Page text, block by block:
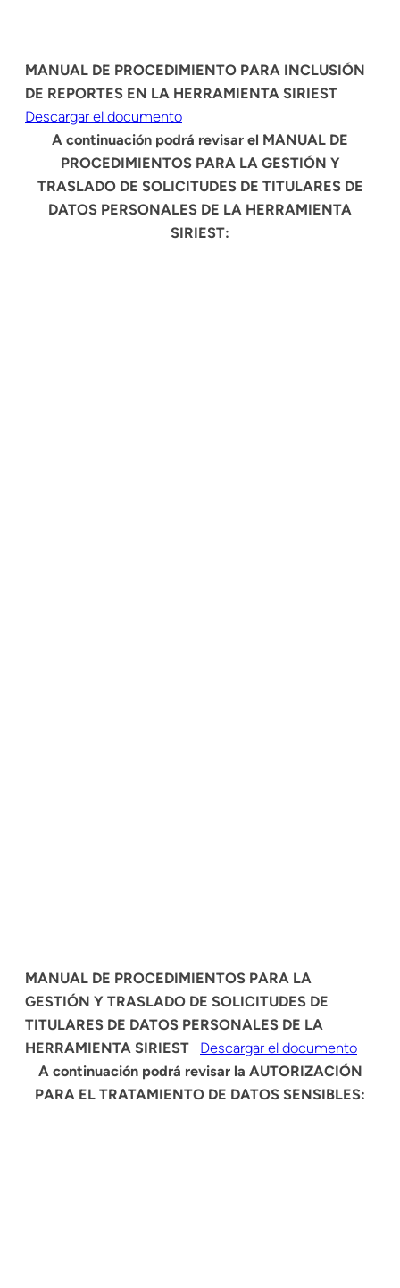
MANUAL DE PROCEDIMIENTO PARA INCLUSIÓN
DE REPORTES EN LA HERRAMIENTA SIRIEST
Descargar el documento
A continuación podrá revisar el MANUAL DE
PROCEDIMIENTOS PARA LA GESTIÓN Y
TRASLADO DE SOLICITUDES DE TITULARES DE
DATOS PERSONALES DE LA HERRAMIENTA
SIRIEST:
MANUAL DE PROCEDIMIENTOS PARA LA
GESTIÓN Y TRASLADO DE SOLICITUDES DE
TITULARES DE DATOS PERSONALES DE LA
HERRAMIENTA SIRIEST
Descargar el documento
A continuación podrá revisar la AUTORIZACIÓN
PARA EL TRATAMIENTO DE DATOS SENSIBLES: